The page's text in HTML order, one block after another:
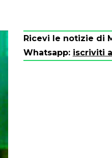
Ricevi le notizie di
Whatsapp: iscriviti